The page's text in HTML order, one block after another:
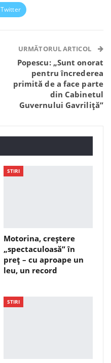
Twitter
Viber
URMĂTORUL ARTICOL
Popescu: „Sunt onorat
pentru încrederea
primită de a face parte
din Cabinetul
Guvernului Gavriliță”
STIRI
Motorina, creștere
„spectaculoasă” în
preț – cu aproape un
leu, un record
STIRI